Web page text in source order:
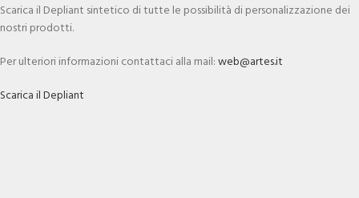
Scarica il Depliant sintetico di tutte le possibilità di personalizzazione dei
nostri prodotti.
Per ulteriori informazioni contattaci alla mail:web@artes.it
Scarica il Depliant